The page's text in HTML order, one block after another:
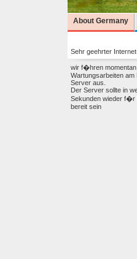
About Germany
Sehr geehrter
wir f�hren momentan
Wartungsarbeiten am
Server aus.
Der Server sollte in
Sekunden wieder f�r
bereit sein